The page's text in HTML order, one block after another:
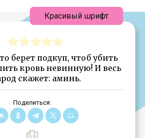
берет подкуп, чтоб убить
кровь невинную! И весь
скажет: аминь.
Поделиться:
Красивый шрифт